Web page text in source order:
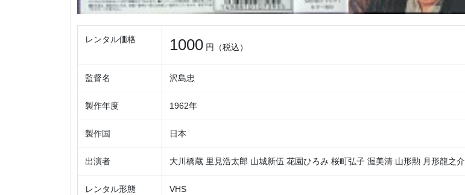
レンタル価格 1000 円（税込）
監督名 沢島忠
製作年度 1962年
製作国 日本
出演者 大川橋蔵 里見浩太郎 山城新伍 花園ひろみ 桜町弘子 渥美清 山形勲 月形龍之介
レンタル形態 VHS